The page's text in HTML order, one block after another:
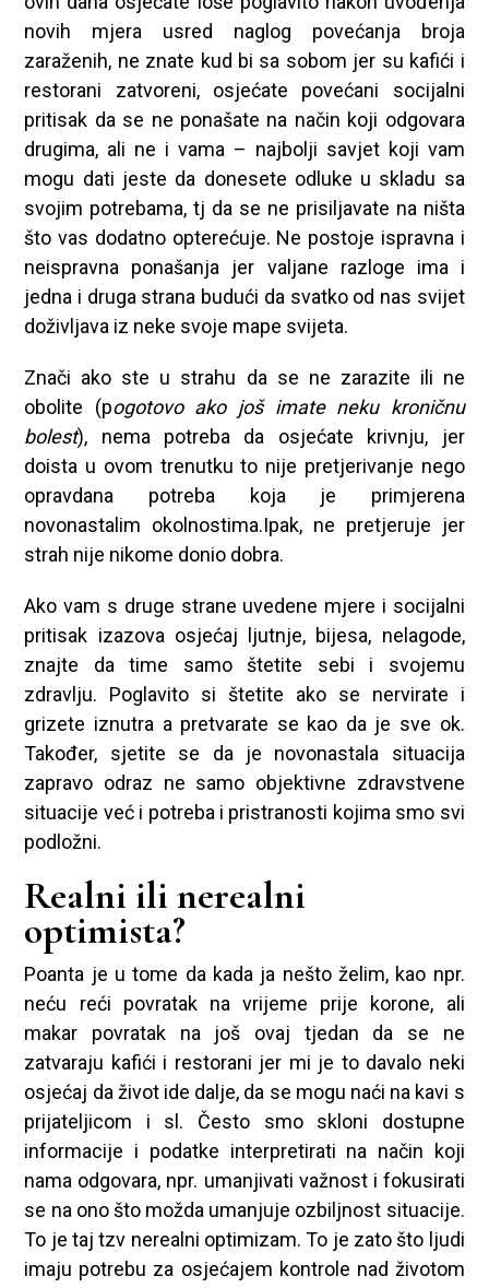
novih mjera usred naglog povećanja broja
zaraženih, ne znate kud bi sa sobom jer su kafići i
restorani zatvoreni, osjećate povećani socijalni
pritisak da se ne ponašate na način koji odgovara
drugima, ali ne i vama – najbolji savjet koji vam
mogu dati jeste da donesete odluke u skladu sa
svojim potrebama, tj da se ne prisiljavate na ništa
što vas dodatno opterećuje. Ne postoje ispravna i
neispravna ponašanja jer valjane razloge ima i
jedna i druga strana budući da svatko od nas svijet
doživljava iz neke svoje mape svijeta.
Znači ako ste u strahu da se ne zarazite ili ne
obolite (pogotovo ako još imate neku kroničnu
bolest), nema potreba da osjećate krivnju, jer
doista u ovom trenutku to nije pretjerivanje nego
opravdana potreba koja je primjerena
novonastalim okolnostima.Ipak, ne pretjeruje jer
strah nije nikome donio dobra.
Ako vam s druge strane uvedene mjere i socijalni
pritisak izazova osjećaj ljutnje, bijesa, nelagode,
znajte da time samo štetite sebi i svojemu
zdravlju. Poglavito si štetite ako se nervirate i
grizete iznutra a pretvarate se kao da je sve ok.
Također, sjetite se da je novonastala situacija
zapravo odraz ne samo objektivne zdravstvene
situacije već i potreba i pristranosti kojima smo svi
podložni.
Realni ili nerealni
optimista?
Poanta je u tome da kada ja nešto želim, kao npr.
neću reći povratak na vrijeme prije korone, ali
makar povratak na još ovaj tjedan da se ne
zatvaraju kafići i restorani jer mi je to davalo neki
osjećaj da život ide dalje, da se mogu naći na kavi s
prijateljicom i sl. Često smo skloni dostupne
informacije i podatke interpretirati na način koji
nama odgovara, npr. umanjivati važnost i fokusirati
se na ono što možda umanjuje ozbiljnost situacije.
To je taj tzv nerealni optimizam. To je zato što ljudi
imaju potrebu za osjećajem kontrole nad životom